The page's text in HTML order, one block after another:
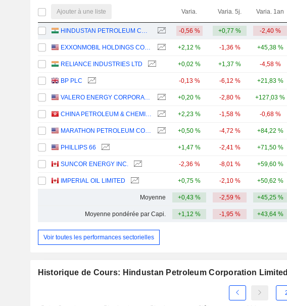
Ajouter à une liste Varia. Varia. 5j. Varia. 1an
HINDUSTAN PETROLEUM CORPORATION LIMITED -0,56 % +0,77 % -2,40 %
EXXONMOBIL HOLDINGS CORPORATION +2,12 % -1,36 % +45,38 %
RELIANCE INDUSTRIES LTD +0,02 % +1,37 % -4,58 %
BP PLC -0,13 % -6,12 % +21,83 %
VALERO ENERGY CORPORATION +0,20 % -2,80 % +127,03 %
CHINA PETROLEUM & CHEMICAL CORPORATION +2,23 % -1,58 % -0,68 %
MARATHON PETROLEUM CORPORATION +0,50 % -4,72 % +84,22 %
PHILLIPS 66 +1,47 % -2,41 % +71,50 %
SUNCOR ENERGY INC. -2,36 % -8,01 % +59,60 %
IMPERIAL OIL LIMITED +0,75 % -2,10 % +50,62 %
Moyenne +0,43 % -2,59 % +45,25 %
Moyenne pondérée par Capi. +1,12 % -1,95 % +43,64 %
Voir toutes les performances sectorielles
Historique de Cours: Hindustan Petroleum Corporation Limited